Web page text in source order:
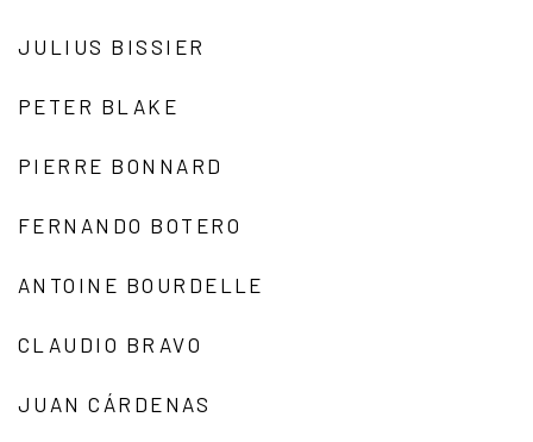
JULIUS BISSIER
PETER BLAKE
PIERRE BONNARD
FERNANDO BOTERO
ANTOINE BOURDELLE
CLAUDIO BRAVO
JUAN CÁRDENAS